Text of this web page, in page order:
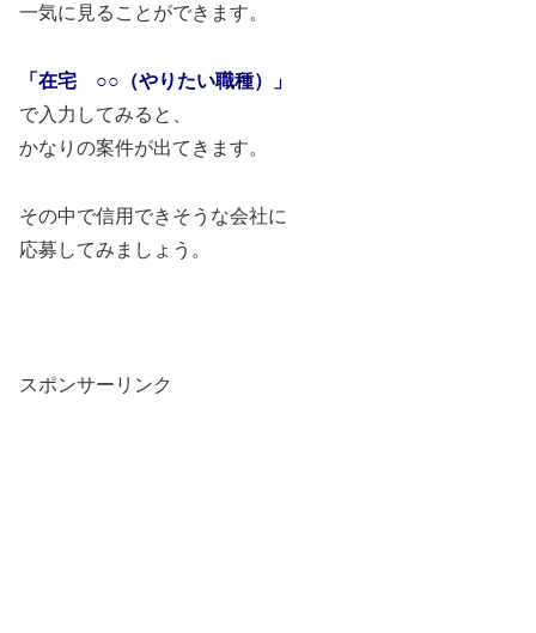
一気に見ることができます。
「在宅 ○○（やりたい職種）」
で入力してみると、
かなりの案件が出てきます。
その中で信用できそうな会社に
応募してみましょう。
スポンサーリンク